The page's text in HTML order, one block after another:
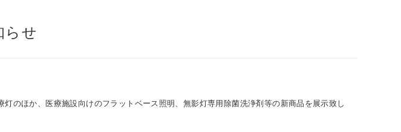
らせ
のほか、医療施設向けのフラットベース照明、無影灯専用除菌洗浄剤等の新商品を展示致し